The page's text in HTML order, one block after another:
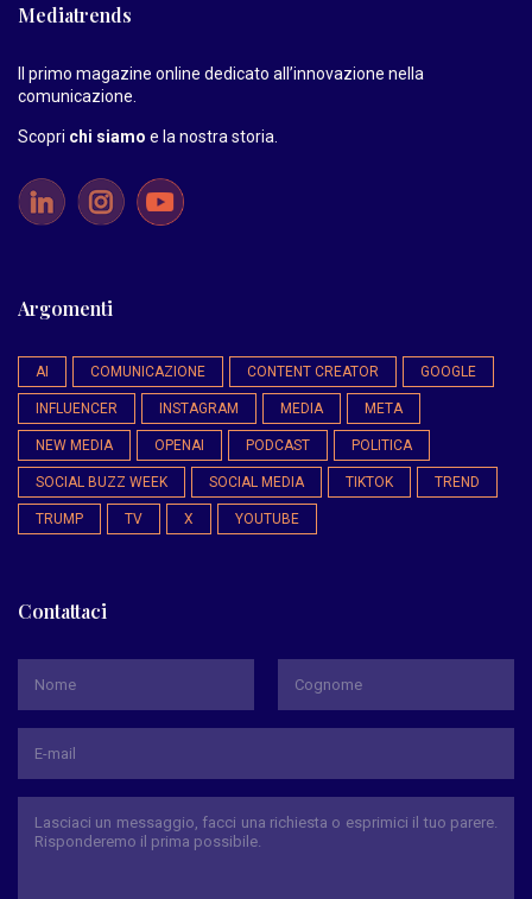
Mediatrends
Il primo magazine online dedicato all’innovazione nella
comunicazione.
Scopri chi siamo e la nostra storia
Argomenti
AI COMUNICAZIONE CONTENT CREATOR GOOGLE
INFLUENCER INSTAGRAM MEDIA META
NEW MEDIA OPENAI PODCAST POLITICA
SOCIAL BUZZ WEEK SOCIAL MEDIA TIKTOK TREND
TRUMP TV X YOUTUBE
Contattaci